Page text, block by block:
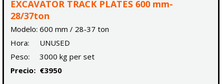
EXCAVATOR TRACK PLATES 600 mm-
28/37ton
Modelo: 600 mm / 28-37 ton
Hora:
UNUSED
Peso:
3000 kg per set
Precio: €3950